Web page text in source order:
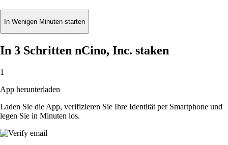
In Wenigen Minuten starten
In 3 Schritten nCino, Inc. staken
1
App herunterladen
Laden Sie die App, verifizieren Sie Ihre Identität per Smartphone und
legen Sie in Minuten los.